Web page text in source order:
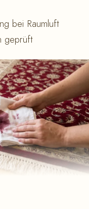
bei Raumluft
geprüft